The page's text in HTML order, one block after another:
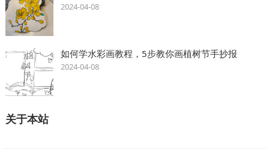
2024-04-08
如何学水彩画教程，5步教你画植树节手抄报
2024-04-08
关于本站